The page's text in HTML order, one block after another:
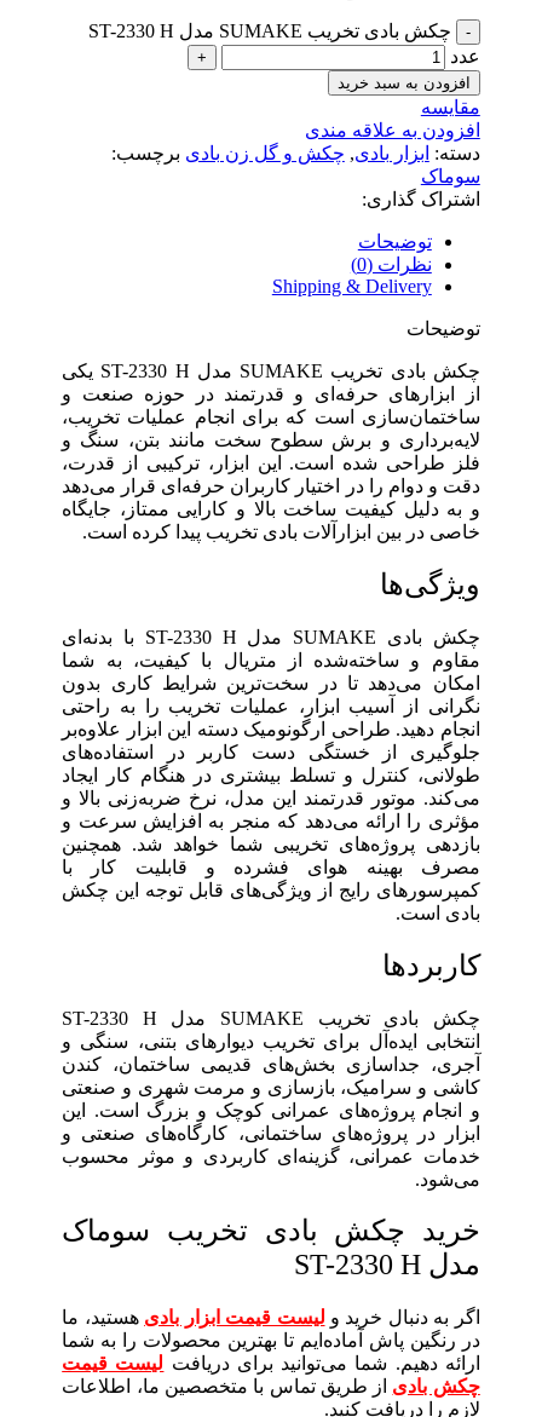
چکش بادی تخریب SUMAKE مدل ST-2330 H
عدد
افزودن به سبد خرید
مقایسه
افزودن به علاقه مندی
دسته: ابزار بادی, چکش و گل زن بادی برچسب:
سوماک
اشتراک گذاری:
توضیحات
نظرات (0)
Shipping & Delivery
توضیحات
چکش بادی تخریب SUMAKE مدل ST-2330 H یکی
از ابزارهای حرفه‌ای و قدرتمند در حوزه صنعت و
ساختمان‌سازی است که برای انجام عملیات تخریب،
لایه‌برداری و برش سطوح سخت مانند بتن، سنگ و
فلز طراحی شده است. این ابزار، ترکیبی از قدرت،
دقت و دوام را در اختیار کاربران حرفه‌ای قرار می‌دهد
و به دلیل کیفیت ساخت بالا و کارایی ممتاز، جایگاه
خاصی در بین ابزارآلات بادی تخریب پیدا کرده است.
ویژگی‌ها
چکش بادی SUMAKE مدل ST-2330 H با بدنه‌ای
مقاوم و ساخته‌‎شده از متریال با کیفیت، به شما
امکان می‌دهد تا در سخت‌ترین شرایط کاری بدون
نگرانی از آسیب ابزار، عملیات تخریب را به راحتی
انجام دهید. طراحی ارگونومیک دسته این ابزار علاوه‌بر
جلوگیری از خستگی دست کاربر در استفاده‌های
طولانی، کنترل و تسلط بیشتری در هنگام کار ایجاد
می‌کند. موتور قدرتمند این مدل، نرخ ضربه‌زنی بالا و
مؤثری را ارائه می‌دهد که منجر به افزایش سرعت و
بازدهی پروژه‌های تخریبی شما خواهد شد. همچنین
مصرف بهینه هوای فشرده و قابلیت کار با
کمپرسورهای رایج از ویژگی‌های قابل توجه این چکش
بادی است.
کاربردها
چکش بادی تخریب SUMAKE مدل ST-2330 H
انتخابی ایده‌آل برای تخریب دیوارهای بتنی، سنگی و
آجری، جداسازی بخش‌های قدیمی ساختمان، کندن
کاشی و سرامیک، بازسازی و مرمت شهری و صنعتی
و انجام پروژه‌های عمرانی کوچک و بزرگ است. این
ابزار در پروژه‌های ساختمانی، کارگاه‌های صنعتی و
خدمات عمرانی، گزینه‌ای کاربردی و موثر محسوب
می‌شود.
خرید چکش بادی تخریب سوماک
مدل ST-2330 H
اگر به دنبال خرید و لیست قیمت ابزار بادی هستید، ما
در رنگین پاش آماده‌ایم تا بهترین محصولات را به شما
ارائه دهیم. شما می‌توانید برای دریافت لیست قیمت
چکش بادی از طریق تماس با متخصصین ما، اطلاعات
لازم را دریافت کنید.